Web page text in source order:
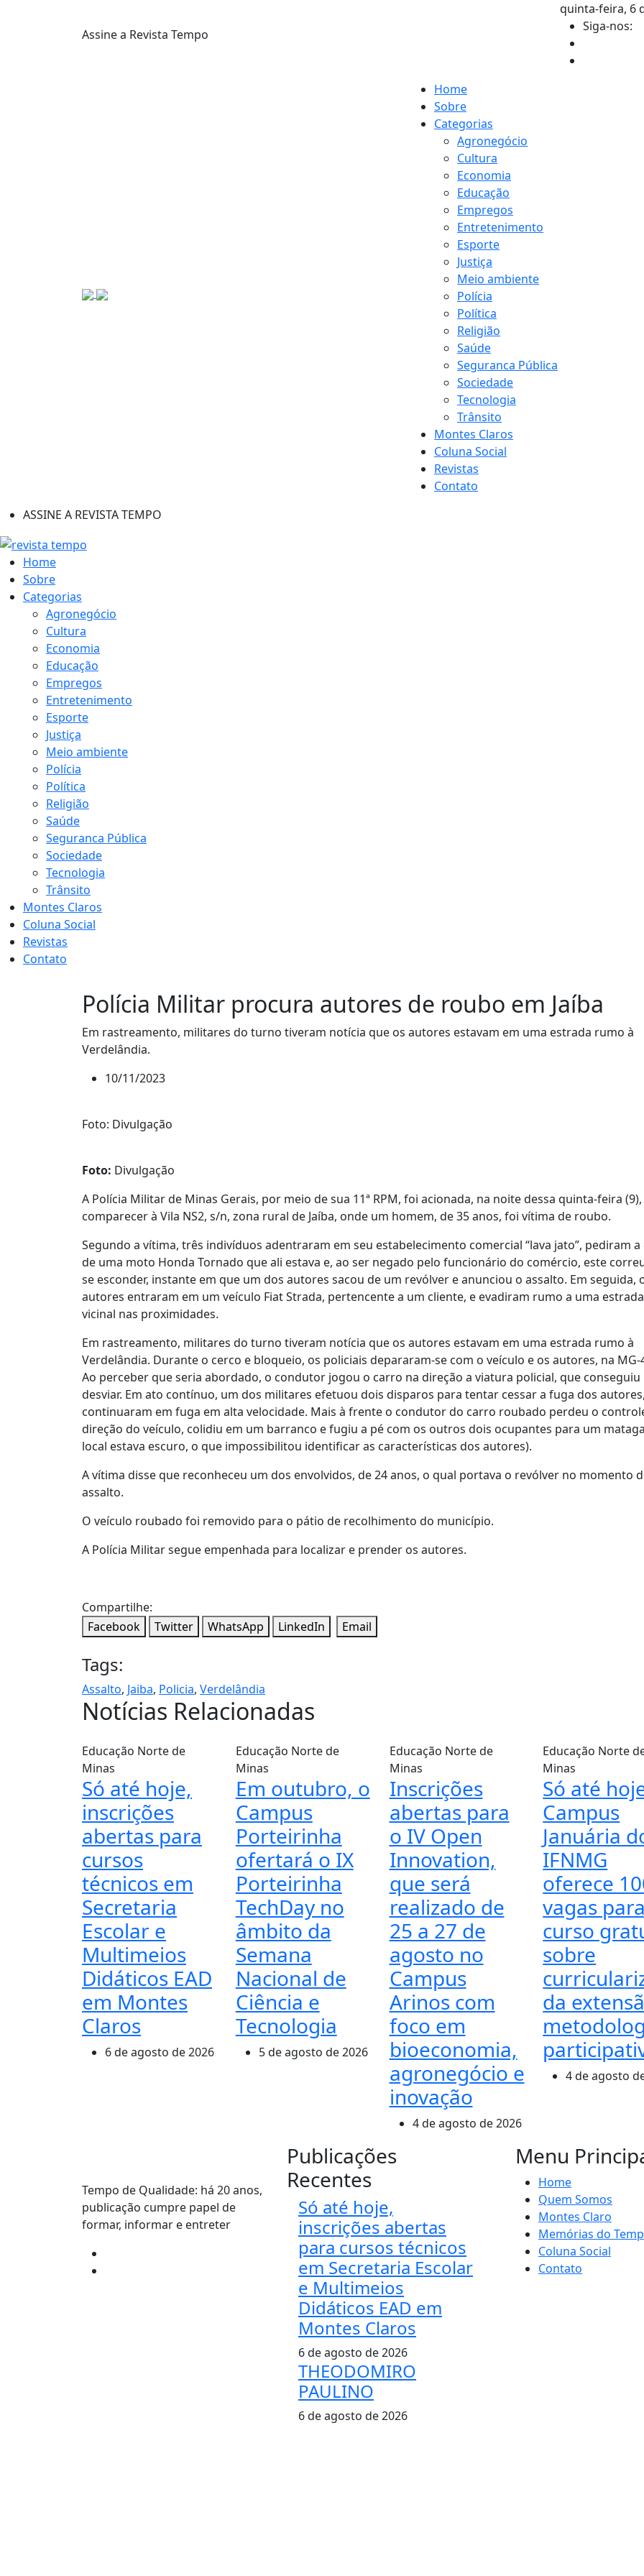
Assine a Revista Tempo
quinta-feira, 6
Siga-nos:
Home
Sobre
Categorias
Agronegócio
Cultura
Economia
Educação
Empregos
Entretenimento
Esporte
Justiça
Meio ambiente
Polícia
Política
Religião
Saúde
Seguranca Pública
Sociedade
Tecnologia
Trânsito
Montes Claros
Coluna Social
Revistas
Contato
ASSINE A REVISTA TEMPO
Home
Sobre
Categorias
Agronegócio
Cultura
Economia
Educação
Empregos
Entretenimento
Esporte
Justiça
Meio ambiente
Polícia
Política
Religião
Saúde
Seguranca Pública
Sociedade
Tecnologia
Trânsito
Montes Claros
Coluna Social
Revistas
Contato
Polícia Militar procura autores de roubo em Jaíba
Em rastreamento, militares do turno tiveram notícia que os autores estavam em uma estrada rumo à
Verdelândia.
10/11/2023
Foto: Divulgação
Foto: Divulgação
A Polícia Militar de Minas Gerais, por meio de sua 11ª RPM, foi acionada, na noite dessa quinta-feira (9),
comparecer à Vila NS2, s/n, zona rural de Jaíba, onde um homem, de 35 anos, foi vítima de roubo.
Segundo a vítima, três indivíduos adentraram em seu estabelecimento comercial “lava jato”, pediram a
de uma moto Honda Tornado que ali estava e, ao ser negado pelo funcionário do comércio, este
se esconder, instante em que um dos autores sacou de um revólver e anunciou o assalto. Em seguida,
autores entraram em um veículo Fiat Strada, pertencente a um cliente, e evadiram rumo a uma estrada
vicinal nas proximidades.
Em rastreamento, militares do turno tiveram notícia que os autores estavam em uma estrada rumo à
Verdelândia. Durante o cerco e bloqueio, os policiais depararam-se com o veículo e os autores, na MG-
Ao perceber que seria abordado, o condutor jogou o carro na direção a viatura policial, que conseguiu
desviar. Em ato contínuo, um dos militares efetuou dois disparos para tentar cessar a fuga dos
continuaram em fuga em alta velocidade. Mais à frente o condutor do carro roubado perdeu o
direção do veículo, colidiu em um barranco e fugiu a pé com os outros dois ocupantes para um
local estava escuro, o que impossibilitou identificar as características dos autores).
A vítima disse que reconheceu um dos envolvidos, de 24 anos, o qual portava o revólver no momento
assalto.
O veículo roubado foi removido para o pátio de recolhimento do município.
A Polícia Militar segue empenhada para localizar e prender os autores.
Compartilhe:
Facebook
Twitter WhatsApp LinkedIn Email
Tags:
Assalto, Jaiba, Policia, Verdelândia
Notícias Relacionadas
Educação Norte de
Minas
Só até hoje,
inscrições
abertas para
cursos
técnicos em
Secretaria
Escolar e
Multimeios
Didáticos EAD
em Montes
Claros
6 de agosto de 2026
Educação Norte de
Minas
Em outubro, o
Campus
Porteirinha
ofertará o IX
Porteirinha
TechDay no
âmbito da
Semana
Nacional de
Ciência e
Tecnologia
5 de agosto de 2026
Educação Norte de
Minas
Inscrições
abertas para
o IV Open
Innovation,
que será
realizado de
25 a 27 de
agosto no
Campus
Arinos com
foco em
bioeconomia,
agronegócio e
inovação
4 de agosto de 2026
Educação Norte
Minas
Só até
Campus
Januária
IFNMG
oferece
vagas para
curso
sobre
da
4 de agosto
Tempo de Qualidade: há 20 anos,
publicação cumpre papel de
formar, informar e entreter
Publicações
Recentes
Só até hoje,
inscrições abertas
para cursos técnicos
em Secretaria Escolar
e Multimeios
Didáticos EAD em
Montes Claros
6 de agosto de 2026
THEODOMIRO
PAULINO
6 de agosto de 2026
Menu
Home
Quem Somos
Montes Claro
Memórias do
Coluna Social
Contato